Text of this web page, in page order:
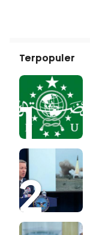
Terpopuler